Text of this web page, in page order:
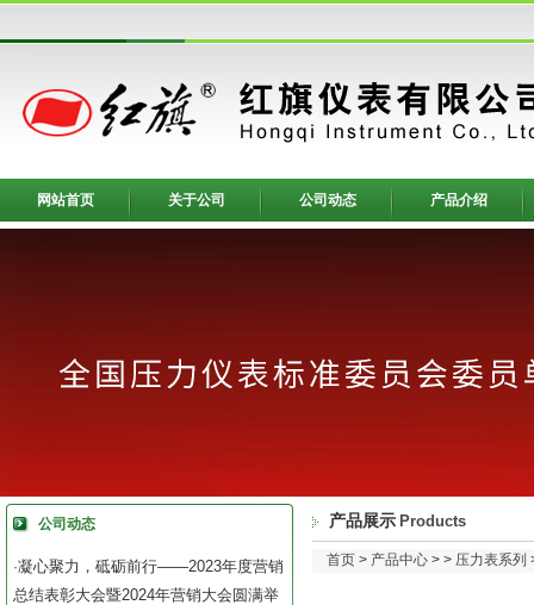
网站首页 关于公司 公司动态 产品介绍
公司动态
·凝心聚力，砥砺前行——2023年度营销
总结表彰大会暨2024年营销大会圆满举
产品展示 Products
首页 > 产品中心 > > 压力表系列